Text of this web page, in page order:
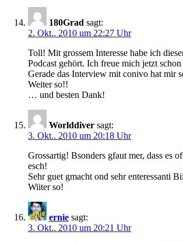
180Grad sagt:
2. Okt.. 2010 um 22:27 Uhr
Toll! Mit grossem Interesse habe ich
Podcast gehört. Ich freue mich jetzt schon
Gerade das Interview mit conivo hat mir
Weiter so!!
… und besten Dank!
Worlddiver sagt:
3. Okt.. 2010 um 20:18 Uhr
Grossartig! Bsonders gfaut mer, dass es
esch!
Sehr guet gmacht ond sehr enteressanti
Wiiter so!
ernie sagt:
3. Okt.. 2010 um 20:21 Uhr